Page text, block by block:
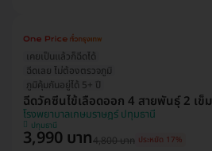
เคยเป็นแล้วก็ฉีดได้
ฉีดเลย ไม่ต้องตรวจภูมิ
ภูมิคุ้มกันอยู่ได้ 5+ ปี
ฉีดวัคซีนไข้เลือดออก 4 สายพันธุ์ 2 เข็ม
โรงพยาบาลเกษมราษฎร์ ปทุมธานี
ปทุมธานี
3,990 บาท4,800 บาท ประหยัด 17%